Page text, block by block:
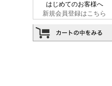
はじめてのお客様へ
新規会員登録はこちら